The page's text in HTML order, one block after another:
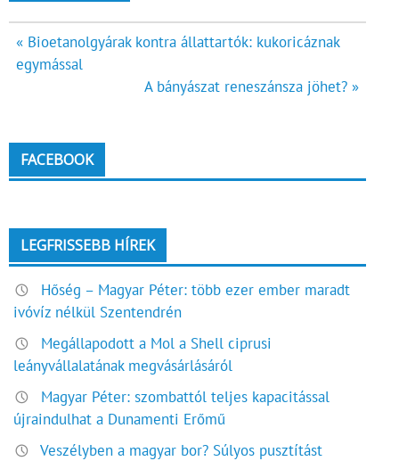
Bejegyzés
navigáció
« Bioetanolgyárak kontra állattartók: kukoricáznak
egymással
A bányászat reneszánsza jöhet? »
FACEBOOK
LEGFRISSEBB HÍREK
Hőség – Magyar Péter: több ezer ember maradt
ivóvíz nélkül Szentendrén
Megállapodott a Mol a Shell ciprusi
leányvállalatának megvásárlásáról
Magyar Péter: szombattól teljes kapacitással
újraindulhat a Dunamenti Erőmű
Veszélyben a magyar bor? Súlyos pusztítást